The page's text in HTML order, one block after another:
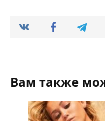
Вам также